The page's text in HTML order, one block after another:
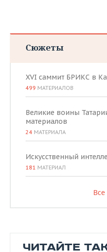
Сюжеты
XVI саммит БРИКС в
499 МАТЕРИАЛОВ
Великие воины
материалов
24 МАТЕРИАЛА
Искусственный
181 МАТЕРИАЛ
ЧИТАЙТЕ